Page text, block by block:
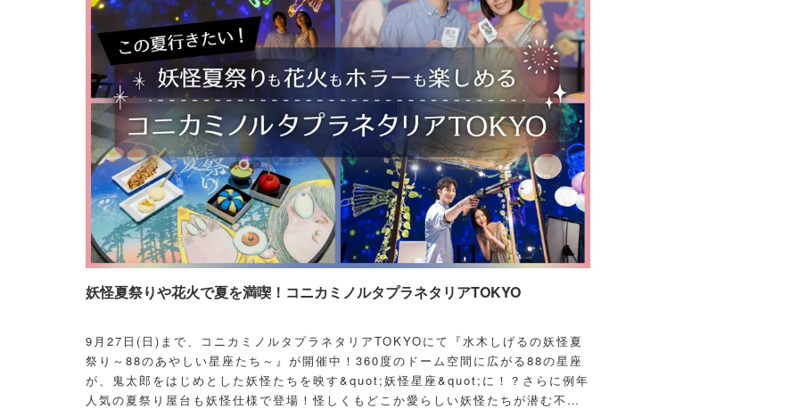
妖怪夏祭りや花火で夏を満喫！コニカミノルタプラネタリアTOKYO
9月27日(日)まで、コニカミノルタプラネタリアTOKYOにて『水木しげるの妖怪夏
祭り～88のあやしい星座たち～』が開催中！360度のドーム空間に広がる88の星座
が、鬼太郎をはじめとした妖怪たちを映す&quot;妖怪星座&quot;に！？さらに例年
人気の夏祭り屋台も妖怪仕様で登場！怪しくもどこか愛らしい妖怪たちが潜む不思